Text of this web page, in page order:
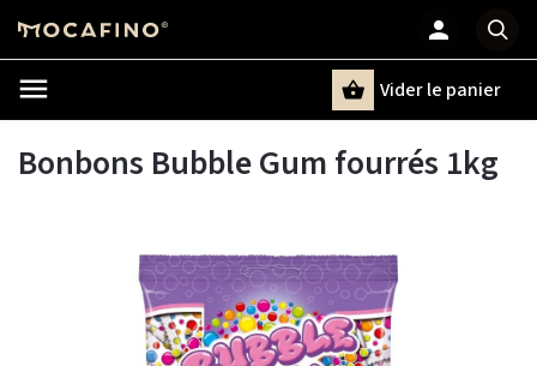
Chercher
Vider le panier
Bonbons Bubble Gum fourrés 1kg